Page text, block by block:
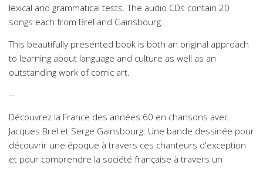
lexical and grammatical tests. The audio CDs contain 20
songs each from Brel and Gainsbourg.
This beautifully presented book is both an original approach
to learning about language and culture as well as an
outstanding work of comic art.
--
Découvrez la France des années 60 en chansons avec
Jacques Brel et Serge Gainsbourg: Une bande dessinée pour
découvrir une époque à travers ces chanteurs d'exception
et pour comprendre la société française à travers un